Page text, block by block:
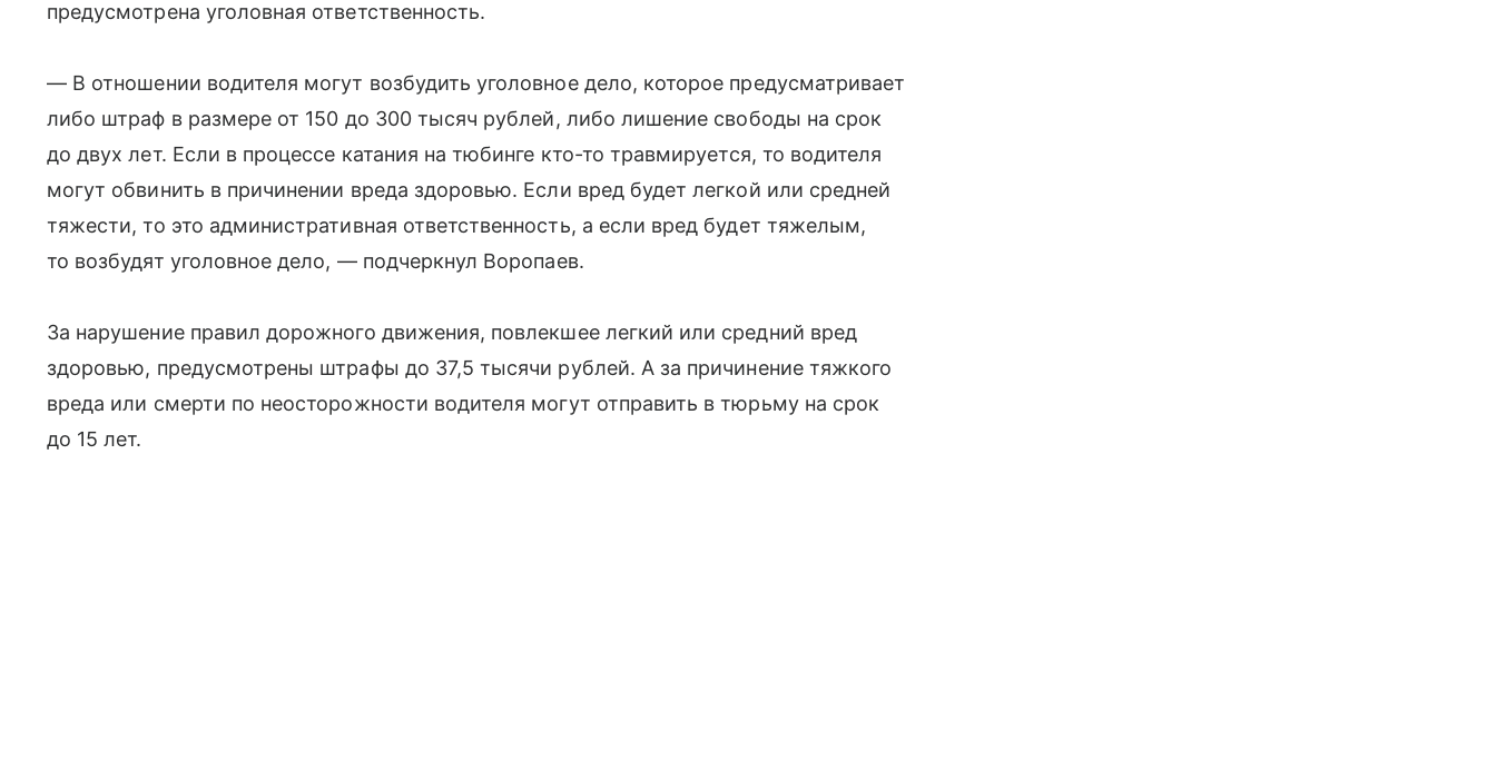
предусмотрена уголовная ответственность.
— В отношении водителя могут возбудить уголовное дело, которое предусматривает
либо штраф в размере от 150 до 300 тысяч рублей, либо лишение свободы на срок
до двух лет. Если в процессе катания на тюбинге кто-то травмируется, то водителя
могут обвинить в причинении вреда здоровью. Если вред будет легкой или средней
тяжести, то это административная ответственность, а если вред будет тяжелым,
то возбудят уголовное дело, — подчеркнул Воропаев.
За нарушение правил дорожного движения, повлекшее легкий или средний вред
здоровью, предусмотрены штрафы до 37,5 тысячи рублей. А за причинение тяжкого
вреда или смерти по неосторожности водителя могут отправить в тюрьму на срок
до 15 лет.